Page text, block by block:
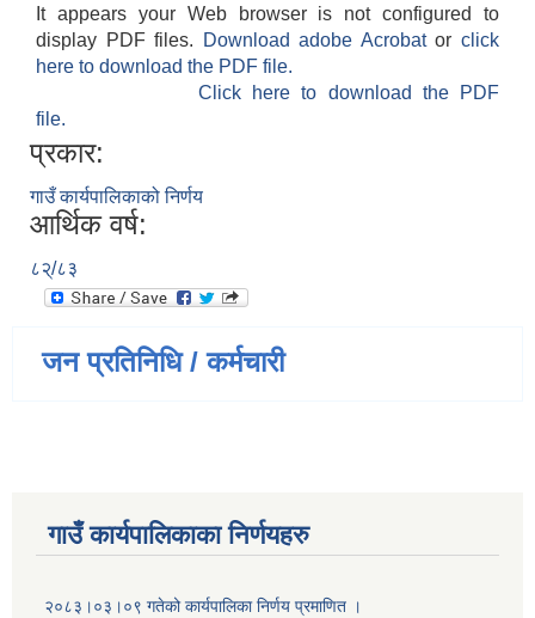
It appears your Web browser is not configured to
display PDF files.
Download adobe Acrobatorclick
here to download the PDF file.
Click here to download the PDF
file.
प्रकार:
गाउँ कार्यपालिकाको निर्णय
आर्थिक वर्ष:
८२्/८३
जन प्रतिनिधि / कर्मचारी
गाउँ कार्यपालिकाका निर्णयहरु
२०८३।०३।०९ गतेको कार्यपालिका निर्णय प्रमाणित ।